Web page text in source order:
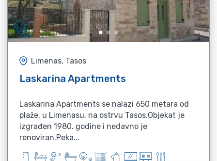
Limenas, Tasos
Laskarina Apartments
Laskarina Apartments se nalazi 650 metara od
plaže, u Limenasu, na ostrvu Tasos.Objekat je
izgrađen 1980. godine i nedavno je
renoviran.Peka...